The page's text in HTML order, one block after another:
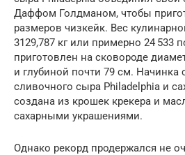
Даффом Голдманом, чтобы
размеров чизкейк. Вес
3129,787 кг или примерно 24 533
приготовлен на сковороде
и глубиной почти 79 см. Начинка
сливочного сыра Philadelphia и
создана из крошек крекера и
сахарными украшениями.
Однако рекорд продержался не